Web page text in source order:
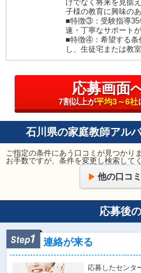
けでなく将来を見据
子様の教育に興味の
■特徴③：受験指導35
速・丁寧なサポート
■特徴④：希望する条
し、生徒宅または教
応募画面
7割以上が平均3～6社
石川県の家庭教師アル
ご指定の条件にあう口コミが見つかり
お手数ですが、条件を変更し検索して
他の口コ
応募後
連絡が来る
応募したセンタ